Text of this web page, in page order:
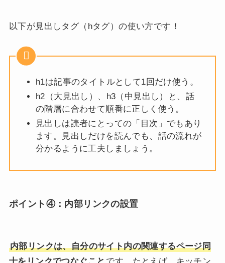
以下が見出しタグ（hタグ）の使い方です！
h1は記事のタイトルとして1回だけ使う。
h2（大見出し）、h3（中見出し）と、話
の階層に合わせて順番に正しく使う。
見出しは読者にとっての「目次」でもあり
ます。見出しだけを読んでも、話の流れが
分かるように工夫しましょう。
ポイント④： 内部リンクの設置
内部リンクは、自分のサイト内の関連するページ同
士をリンクでつなぐこと です。たとえば、キッチン